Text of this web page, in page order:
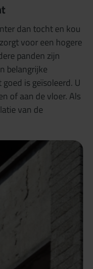
dan tocht en kou
voor een hogere
panden zijn
belangrijke
is geïsoleerd. U
of aan de vloer. Als
van de